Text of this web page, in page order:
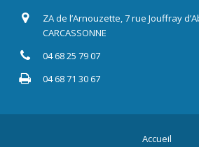
ZA de l’Arnouzette, 7 rue Jouffray
CARCASSONNE
04 68 25 79 07
04 68 71 30 67
Accueil